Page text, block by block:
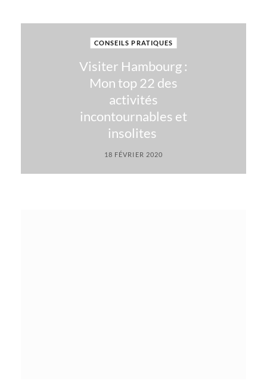
CONSEILS PRATIQUES
Visiter Hambourg :
Mon top 22 des
activités
incontournables et
insolites
18 FÉVRIER 2020